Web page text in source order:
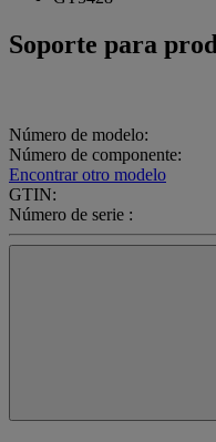
Soporte para
Número de modelo:
Número de componente:
Encontrar otro modelo
GTIN:
Número de serie :